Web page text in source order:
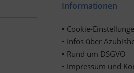
Informationen
Cookie-
Infos über
Rund um DSGVO
Impressum und